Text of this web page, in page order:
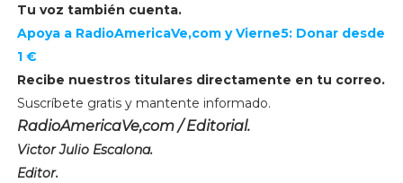
Tu voz también cuenta.
Apoya a RadioAmericaVe,com y Vierne5: Donar desde
1 €
Recibe nuestros titulares directamente en tu correo.
Suscríbete gratis y mantente informado.
RadioAmericaVe,com / Editorial.
Victor Julio Escalona.
Editor.